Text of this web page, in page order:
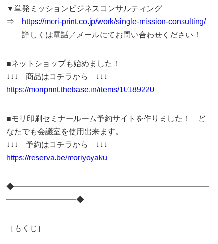
▼単発ミッションビジネスコンサルティング
⇒ https://mori-print.co.jp/work/single-mission-consulting/
詳しくは電話／メールにてお問い合わせください！
■ネットショップも始めました！
↓↓↓ 商品はコチラから ↓↓↓
https://moriprint.thebase.in/items/10189220
■モリ印刷セミナールーム予約サイトを作りました！ ど
なたでも会議室を使用出来ます。
↓↓↓ 予約はコチラから ↓↓↓
https://reserva.be/moriyoyaku
◆━━━━━━━━━━━━━━━━━━━━━━━━━
━━━━━━━━━◆
［もくじ］